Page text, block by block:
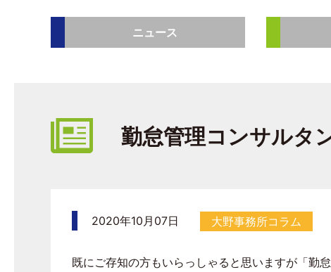
ニュース
勤怠管理コンサルタ
2020年10月07日 大野事務所コラム
既にご存知の方もいらっしゃると思いますが「勤